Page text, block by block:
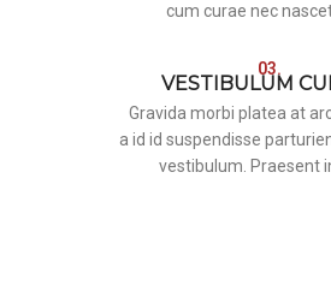
cum curae nec
03.
VESTIBULUM
Gravida morbi platea at
a id id suspendisse
vestibulum. Praesent